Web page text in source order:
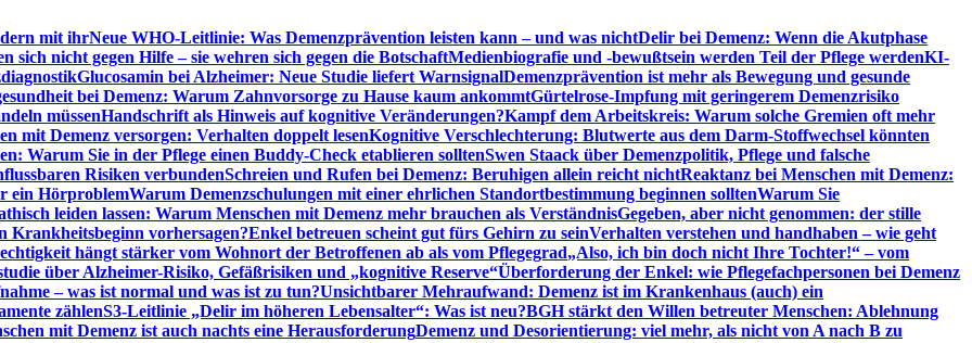
mit ihrNeue WHO-Leitlinie: Was Demenzprävention leisten kann – und was nichtDelir bei Demenz: Wenn die Akutphase
sich nicht gegen Hilfe – sie wehren sich gegen die BotschaftMedienbiografie und -bewußtsein werden Teil der Pflege werdenKI-
Glucosamin bei Alzheimer: Neue Studie liefert WarnsignalDemenzprävention ist mehr als Bewegung und gesunde
bei Demenz: Warum Zahnvorsorge zu Hause kaum ankommtGürtelrose-Impfung mit geringerem Demenzrisiko
müssenHandschrift als Hinweis auf kognitive Veränderungen?Kampf dem Arbeitskreis: Warum solche Gremien oft mehr
mit Demenz versorgen: Verhalten doppelt lesenKognitive Verschlechterung: Blutwerte aus dem Darm-Stoffwechsel könnten
Warum Sie in der Pflege einen Buddy-Check etablieren solltenSwen Staack über Demenzpolitik, Pflege und falsche
Risiken verbundenSchreien und Rufen bei Demenz: Beruhigen allein reicht nichtReaktanz bei Menschen mit Demenz:
ein HörproblemWarum Demenzschulungen mit einer ehrlichen Standortbestimmung beginnen solltenWarum Sie
leiden lassen: Warum Menschen mit Demenz mehr brauchen als VerständnisGegeben, aber nicht genommen: der stille
Krankheitsbeginn vorhersagen?Enkel betreuen scheint gut fürs Gehirn zu seinVerhalten verstehen und handhaben – wie geht
hängt stärker vom Wohnort der Betroffenen ab als vom Pflegegrad„Also, ich bin doch nicht Ihre Tochter!“ – vom
über Alzheimer-Risiko, Gefäßrisiken und „kognitive Reserve“Überforderung der Enkel: wie Pflegefachpersonen bei Demenz
– was ist normal und was ist zu tun?Unsichtbarer Mehraufwand: Demenz ist im Krankenhaus (auch) ein
zählenS3-Leitlinie „Delir im höheren Lebensalter“: Was ist neu?BGH stärkt den Willen betreuter Menschen: Ablehnung
mit Demenz ist auch nachts eine HerausforderungDemenz und Desorientierung: viel mehr, als nicht von A nach B zu